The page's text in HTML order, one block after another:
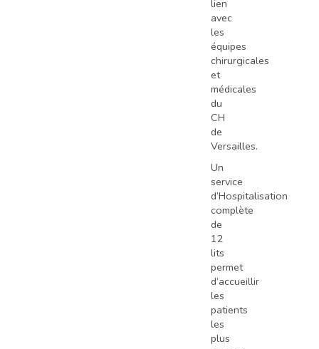
lien
avec
les
équipes
chirurgicales
et
médicales
du
CH
de
Versailles.
Un
service
d’Hospitalisation
complète
de
12
lits
permet
d’accueillir
les
patients
les
plus